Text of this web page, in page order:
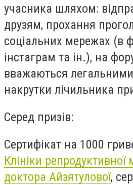
учасника шляхом:
друзям, прохання
соціальних мережах (в
інстаграм та ін.), на
вважаються
накрутки лічильника
Серед призів:
Сертифікат на 1000
Клініки
доктора Айзятулової,